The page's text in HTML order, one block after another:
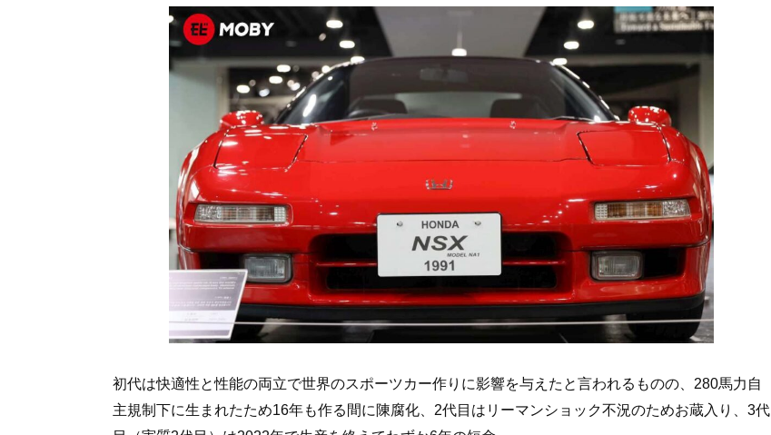
初代は快適性と性能の両立で世界のスポーツカー作りに影響を与えたと言われるものの、280馬力自
主規制下に生まれたため16年も作る間に陳腐化、2代目はリーマンショック不況のためお蔵入り、3代